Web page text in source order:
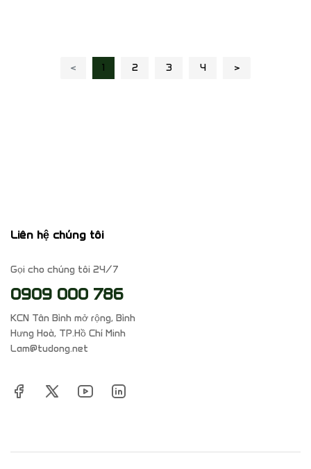
‹ 1 2 3 4 ›
Liên hệ chúng tôi
Gọi cho chúng tôi 24/7
0909 000 786
KCN Tân Bình mở rộng, Bình
Hưng Hoà, TP.Hồ Chí Minh
Lam@tudong.net